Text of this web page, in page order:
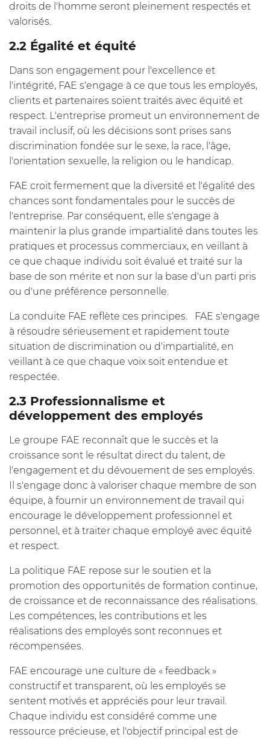
droits de l'homme seront pleinement respectés et
valorisés.
2.2 Égalité et équité
Dans son engagement pour l'excellence et
l'intégrité, FAE s'engage à ce que tous les employés,
clients et partenaires soient traités avec équité et
respect. L'entreprise promeut un environnement de
travail inclusif, où les décisions sont prises sans
discrimination fondée sur le sexe, la race, l'âge,
l'orientation sexuelle, la religion ou le handicap.
FAE croit fermement que la diversité et l'égalité des
chances sont fondamentales pour le succès de
l'entreprise. Par conséquent, elle s'engage à
maintenir la plus grande impartialité dans toutes les
pratiques et processus commerciaux, en veillant à
ce que chaque individu soit évalué et traité sur la
base de son mérite et non sur la base d'un parti pris
ou d'une préférence personnelle.
La conduite FAE reflète ces principes. FAE s'engage
à résoudre sérieusement et rapidement toute
situation de discrimination ou d'impartialité, en
veillant à ce que chaque voix soit entendue et
respectée.
2.3 Professionnalisme et
développement des employés
Le groupe FAE reconnaît que le succès et la
croissance sont le résultat direct du talent, de
l'engagement et du dévouement de ses employés.
Il s'engage donc à valoriser chaque membre de son
équipe, à fournir un environnement de travail qui
encourage le développement professionnel et
personnel, et à traiter chaque employé avec équité
et respect.
La politique FAE repose sur le soutien et la
promotion des opportunités de formation continue,
de croissance et de reconnaissance des réalisations.
Les compétences, les contributions et les
réalisations des employés sont reconnues et
récompensées.
FAE encourage une culture de « feedback »
constructif et transparent, où les employés se
sentent motivés et appréciés pour leur travail.
Chaque individu est considéré comme une
ressource précieuse, et l'objectif principal est de